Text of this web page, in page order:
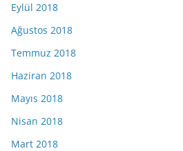
Eylül 2018
Ağustos 2018
Temmuz 2018
Haziran 2018
Mayıs 2018
Nisan 2018
Mart 2018